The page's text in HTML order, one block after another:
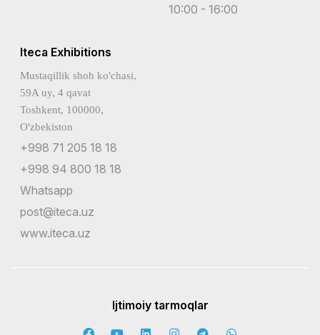
10:00 - 16:00
Iteca Exhibitions
Mustaqillik shoh ko'chasi,
59A uy, 4 qavat
Toshkent, 100000,
O'zbekiston
+998 71 205 18 18
+998 94 800 18 18
Whatsapp
post@iteca.uz
www.iteca.uz
Ijtimoiy tarmoqlar